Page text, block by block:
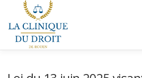
contenu